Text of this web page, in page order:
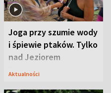
Joga przy szumie wody
i śpiewie ptaków. Tylko
nad Jeziorem
Tarnobrzeskim
Aktualności